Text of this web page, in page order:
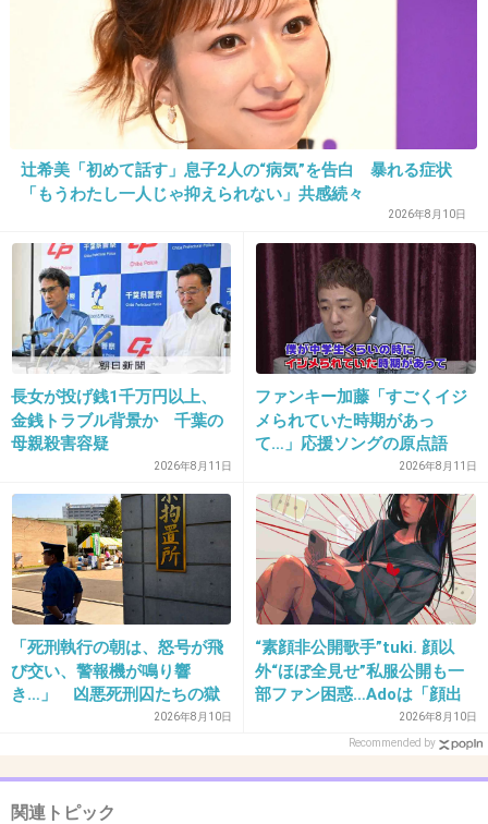
一番人気の渡辺りか？はあまり好きになれない
んだよな〜人工的っぽいから
+41
クズの寄せ集め集団。
一人一人みると本当に酷い！
+15
30. 匿名2015/12/30(水) 11:14:19
やめてください。
てるんだよ。
+13 -7
乃木坂西野七瀬？の写真飽きたー。ゴリラっぽ
い顔ってことはわかったからもう貼らなくてい
+40 -8
辻希美「初めて話す」息子2人の“病気”を告白 暴れる症状
「もうわたし一人じゃ抑えられない」共感続々
2026年8月10日
長女が投げ銭1千万円以上、
金銭トラブル背景か 千葉の
母親殺害容疑
2026年8月11日
ファンキー加藤「すごくイジ
メられていた時期があっ
て…」応援ソングの原点語
る ファンモン20周年2026年8月11日
「死刑執行の朝は、怒号が飛
び交い、警報機が鳴り響
き…」 凶悪死刑囚たちの獄
中生活を、身の回りの世話を
2026年8月10日
“素顔非公開歌手”tuki. 顔以
外“ほぼ全見せ”私服公開も一
部ファン困惑…Adoは「顔出
し」解禁で“覆面歌手”に続く
2026年8月10日
Recommended by
関連トピック